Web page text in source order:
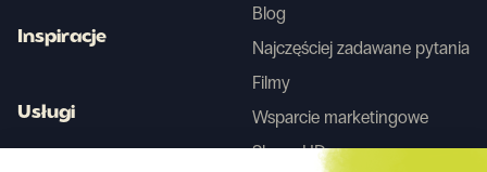
Inspiracje
Usługi
Blog
Najczęściej zadawane pytania
Filmy
Wsparcie marketingowe
Skany HD